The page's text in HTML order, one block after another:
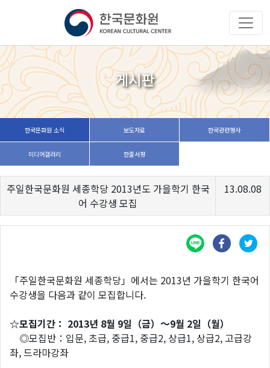
게시판
한국문화원 소식 보도자료 한국관련행사
미디어갤러리 한줄서평
주일한국문화원 세종학당 2013년도 가을학기 한국
어 수강생 모집
13.08.08
「주일한국문화원 세종학당」에서는 2013년 가을학기 한국어
수강생을 다음과 같이 모집합니다.
☆모집기간： 2013년 8월 9일（금）～9월 2일（월）
◎모집반：입문, 초급, 중급1, 중급2, 상급1, 상급2, 고급강
좌, 드라마강좌